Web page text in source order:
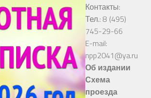
Контакты:
Тел.: 8 (495)
745-29-66
E-mail:
npp2041@ya.ru
Об издании
Схема
проезда